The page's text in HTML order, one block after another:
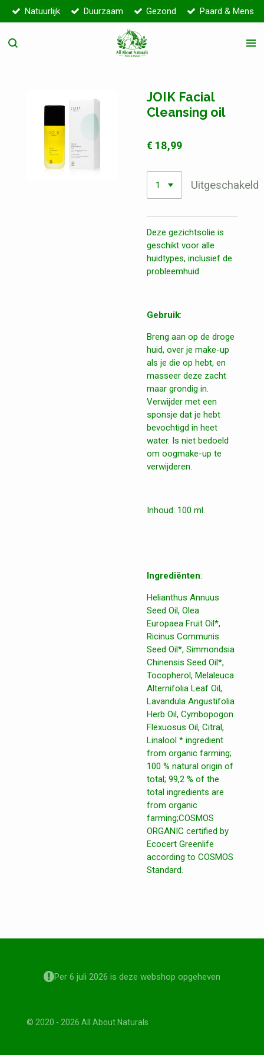
Ga
direct
naar
Natuurlijk Duurzaam Gezond Paard & Mens
JOIK Facial
Cleansing oil
€ 18,99
Uitgeschakeld
Deze gezichtsolie is
geschikt voor alle
huidtypes, inclusief de
probleemhuid.
Gebruik:
Breng aan op de droge
huid, over je make-up
als je die op hebt, en
masseer deze zacht
maar grondig in.
Verwijder met een
sponsje dat je hebt
bevochtigd in heet
water. Is niet bedoeld
om oogmake-up te
verwijderen.
Inhoud: 100 ml.
Ingrediënten:
Helianthus Annuus
Seed Oil, Olea
Europaea Fruit Oil*,
Ricinus Communis
Seed Oil*, Simmondsia
Chinensis Seed Oil*,
Tocopherol, Melaleuca
Alternifolia Leaf Oil,
Lavandula Angustifolia
Herb Oil, Cymbopogon
Flexuosus Oil, Citral,
Linalool * ingredient
from organic farming;
100 % natural origin of
total; 99,2 % of the
total ingredients are
from organic
farming;COSMOS
ORGANIC certified by
Ecocert Greenlife
according to COSMOS
Standard.
Per 6 juli 2026 is deze webshop opgeheven
© 2020 - 2026 All About Naturals